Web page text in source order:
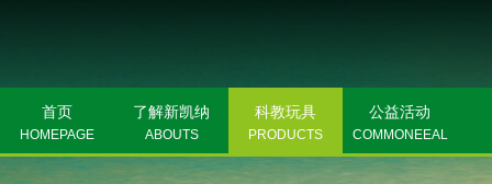
首页
HOMEPAGE
了解新凯纳
ABOUTS
科教玩具
PRODUCTS
公益活动
COMMONEEAL